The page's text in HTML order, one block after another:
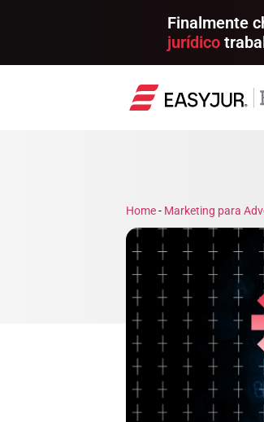
Finalmente
jurídico
Home- Marketing para